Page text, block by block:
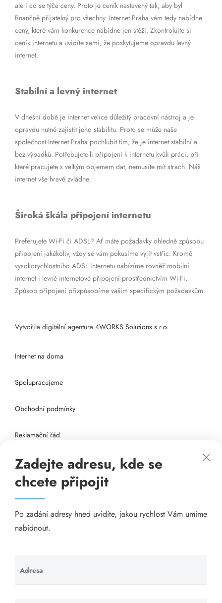
ale i co se týče ceny. Proto je ceník nastavený tak, aby byl
finančně přijatelný pro všechny. Internet Praha vám tedy nabídne
ceny, které vám konkurence nabídne jen stěží. Zkontrolujte si
ceník internetu a uvidíte sami, že poskytujeme opravdu levný
internet.
Stabilní a levný internet
V dnešní době je internet velice důležitý pracovní nástroj a je
opravdu nutné zajistit jeho stabilitu. Proto se může naše
společnost Internet Praha pochlubit tím, že je internet stabilní a
bez výpadků. Potřebujete-li připojení k internetu kvůli práci, při
které pracujete s velkým objemem dat, nemusíte mít strach. Náš
internet vše hravě zvládne.
Široká škála připojení internetu
Preferujete Wi-Fi či ADSL? Ať máte požadavky ohledně způsobu
připojení jakékoliv, vždy se vám pokusíme vyjít vstříc. Kromě
vysokorychlostního ADSL internetu nabízíme rovněž mobilní
internet i levné internetové připojení prostřednictvím Wi-Fi.
Způsob připojení přizpůsobíme vašim specifickým požadavkům.
Vytvořila digitální agentura 4WORKS Solutions s.r.o.
Internet na doma
Spolupracujeme
Obchodní podmínky
Reklamační řád
Připojení k internetu
Odkazy
Katalog A-seznam.cz
Visací zámky - TOKOZ
Zadejte adresu, kde se
chcete připojit
Po zadání adresy hned uvidíte, jakou rychlost Vám umíme
nabídnout.
Adresa
Ponechte
toto pole